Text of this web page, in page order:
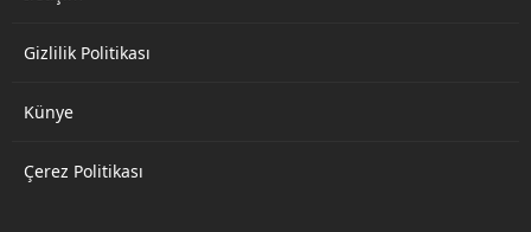
Gizlilik Politikası
Künye
Çerez Politikası